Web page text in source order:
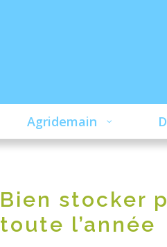
Agridemain
Bien stocker
toute l’année